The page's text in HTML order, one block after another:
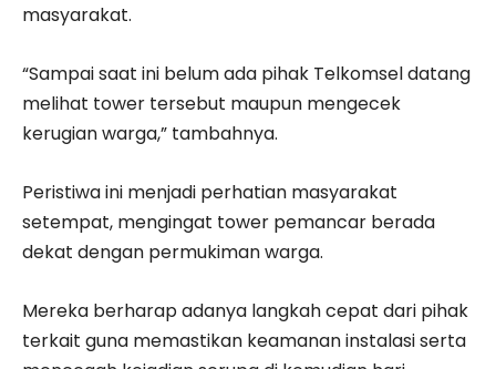
masyarakat.
“Sampai saat ini belum ada pihak Telkomsel datang
melihat tower tersebut maupun mengecek
kerugian warga,” tambahnya.
Peristiwa ini menjadi perhatian masyarakat
setempat, mengingat tower pemancar berada
dekat dengan permukiman warga.
Mereka berharap adanya langkah cepat dari pihak
terkait guna memastikan keamanan instalasi serta